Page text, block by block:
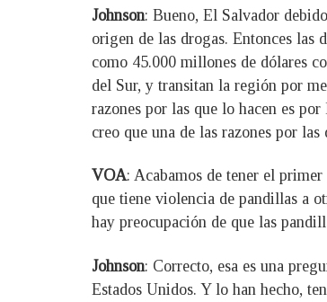
Johnson: Bueno, El Salvador
origen de las drogas. Entonces las
como 45.000 millones de dólares
del Sur, y transitan la región por
razones por las que lo hacen es
creo que una de las razones por
VOA: Acabamos de tener el
que tiene violencia de pandillas a
hay preocupación de que las
Johnson: Correcto, esa es una
Estados Unidos. Y lo han hecho,